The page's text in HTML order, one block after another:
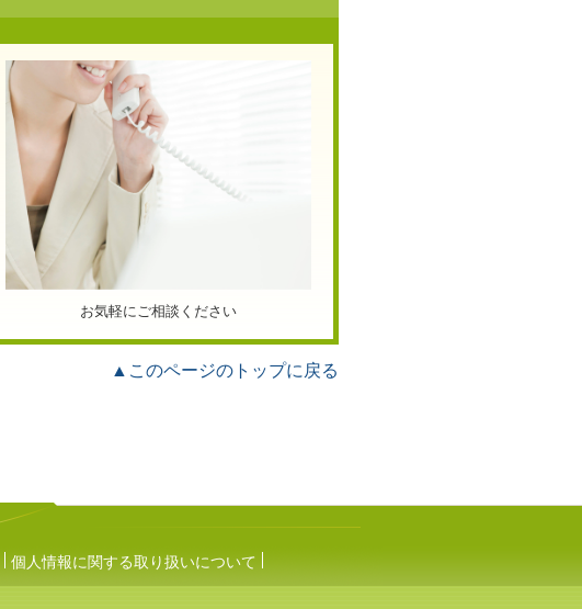
お気軽にご相談ください
▲このページのトップに戻る
個人情報に関する取り扱いについて